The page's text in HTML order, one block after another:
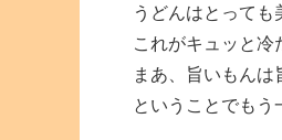
うどんはとっても
これがキュッと冷
まあ、旨いもん
ということでもう